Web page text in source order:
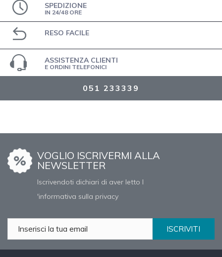
SPEDIZIONE
IN 24/48 ORE
RESO FACILE
ASSISTENZA CLIENTI
E ORDINI TELEFONICI
051 233339
VOGLIO ISCRIVERMI ALLA
NEWSLETTER
Iscrivendoti dichiari di aver letto l
'informativa sulla privacy
ISCRIVITI